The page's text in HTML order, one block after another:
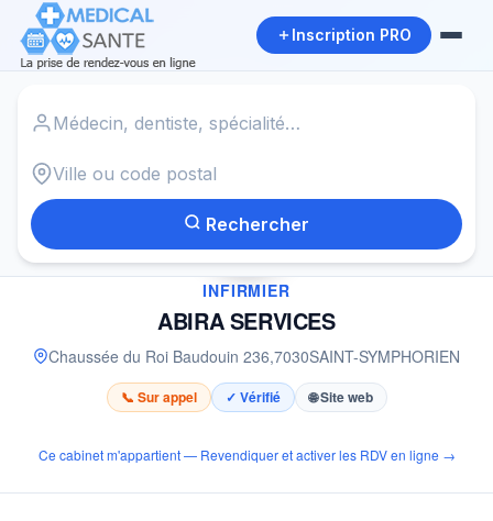
Inscription PRO
Rechercher
✓
INFIRMIER
ABIRA SERVICES
Chaussée du Roi Baudouin 236,7030SAINT-SYMPHORIEN
📞 Sur appel ✓ Vérifié 🌐 Site web
Ce cabinet m'appartient — Revendiquer et activer les RDV en ligne →